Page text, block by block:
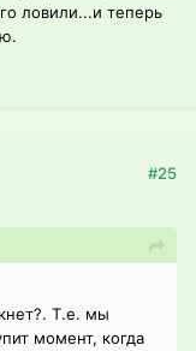
ловили...и теперь
#25
Т.е. мы
момент, когда